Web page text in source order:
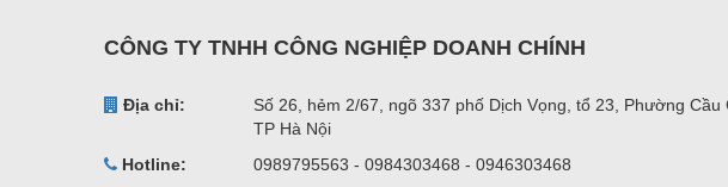
CÔNG TY TNHH CÔNG NGHIỆP DOANH CHÍNH
Địa chỉ:
Số 26, hẻm 2/67, ngõ 337 phố Dịch Vọng, tổ 23, Phường Cầu
TP Hà Nội
Hotline:
0989795563 - 0984303468 - 0946303468